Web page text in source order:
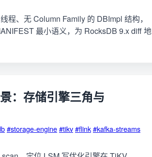
程、无 Column Family 的 DBImpl 结构，
最小语义，为 RocksDB 9.x diff 地
：存储引擎三角与
#storage-engine#tikv#flink#kafka-streams